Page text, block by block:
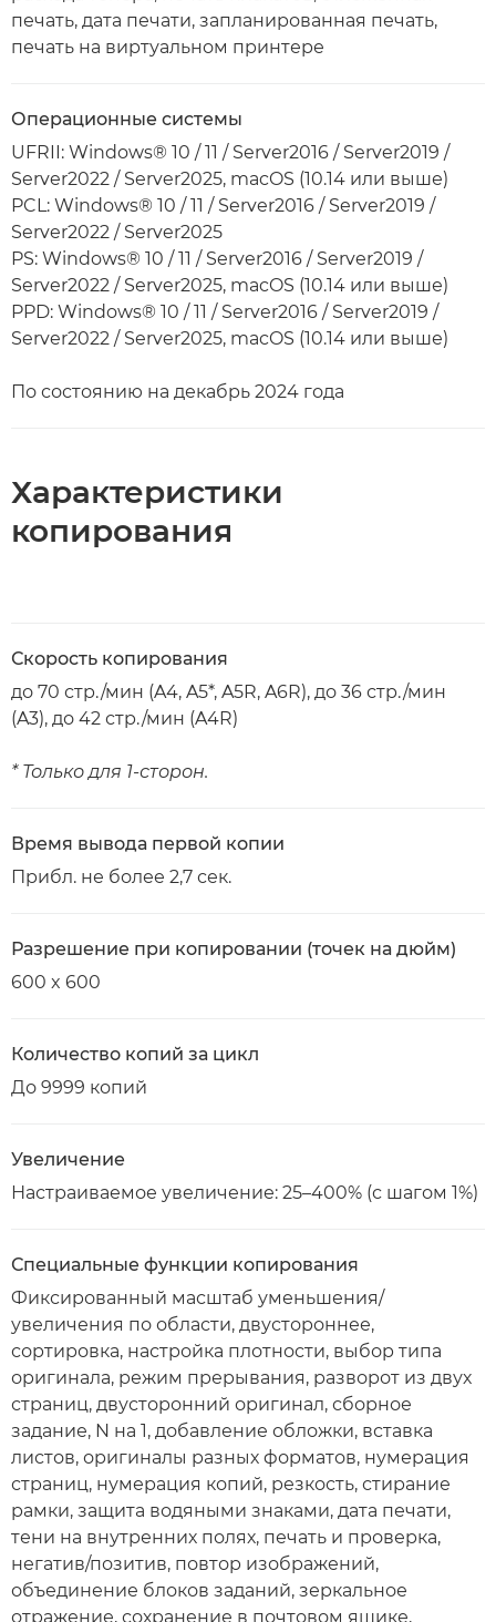
печать, дата печати, запланированная печать,
печать на виртуальном принтере
Операционные системы
UFRII: Windows® 10 / 11 / Server2016 / Server2019 /
Server2022 / Server2025, macOS (10.14 или выше)
PCL: Windows® 10 / 11 / Server2016 / Server2019 /
Server2022 / Server2025
PS: Windows® 10 / 11 / Server2016 / Server2019 /
Server2022 / Server2025, macOS (10.14 или выше)
PPD: Windows® 10 / 11 / Server2016 / Server2019 /
Server2022 / Server2025, macOS (10.14 или выше)
По состоянию на декабрь 2024 года
Характеристики
копирования
Скорость копирования
до 70 стр./мин (A4, A5*, A5R, A6R), до 36 стр./мин
(A3), до 42 стр./мин (A4R)
* Только для 1-сторон.
Время вывода первой копии
Прибл. не более 2,7 сек.
Разрешение при копировании (точек на дюйм)
600 x 600
Количество копий за цикл
До 9999 копий
Увеличение
Настраиваемое увеличение: 25–400% (с шагом 1%)
Специальные функции копирования
Фиксированный масштаб уменьшения/
увеличения по области, двустороннее,
сортировка, настройка плотности, выбор типа
оригинала, режим прерывания, разворот из двух
страниц, двусторонний оригинал, сборное
задание, N на 1, добавление обложки, вставка
листов, оригиналы разных форматов, нумерация
страниц, нумерация копий, резкость, стирание
рамки, защита водяными знаками, дата печати,
тени на внутренних полях, печать и проверка,
негатив/позитив, повтор изображений,
объединение блоков заданий, зеркальное
отражение, сохранение в почтовом ящике,